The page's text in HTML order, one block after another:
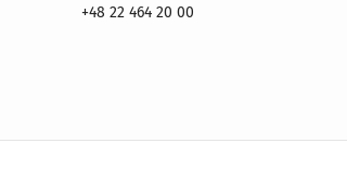
+48 22 464 20 00